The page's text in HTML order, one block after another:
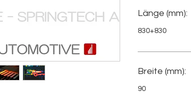
Länge (mm):
830+830
Breite (mm):
90